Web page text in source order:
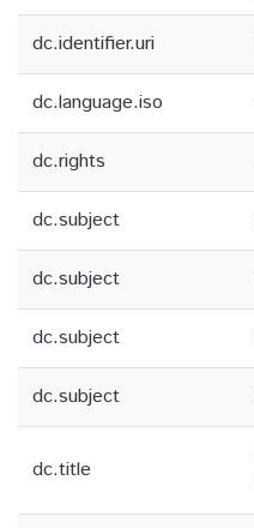
dc.identifier.uri
dc.language.iso
dc.rights
dc.subject
dc.subject
dc.subject
dc.subject
dc.title